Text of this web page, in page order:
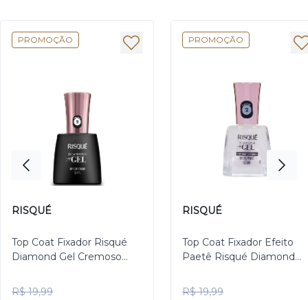
PROMOÇÃO
RISQUÉ
Top Coat Fixador Risqué
Diamond Gel Cremoso
R$ 19,99
PROMOÇÃO
RISQUÉ
Top Coat Fixador Efeito
Paetê Risqué Diamond
R$ 19,99